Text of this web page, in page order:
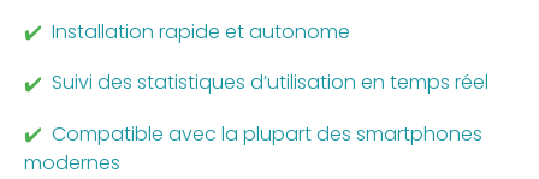
Installation rapide et autonome
Suivi des statistiques d’utilisation en temps réel
Compatible avec la plupart des smartphones
modernes